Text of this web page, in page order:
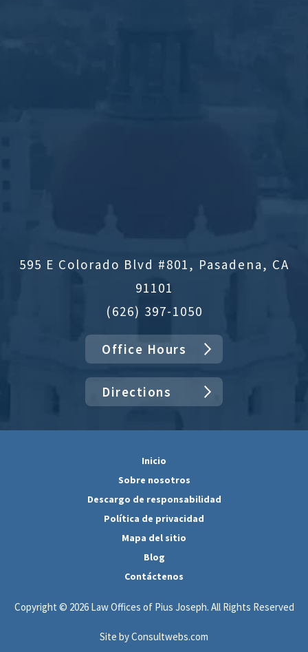
595 E Colorado Blvd #801, Pasadena, CA
91101
(626) 397-1050
Office Hours
Directions
Inicio
Sobre nosotros
Descargo de responsabilidad
Política de privacidad
Mapa del sitio
Blog
Contáctenos
Copyright © 2026 Law Offices of Pius Joseph. All Rights Reserved
Site by Consultwebs.com